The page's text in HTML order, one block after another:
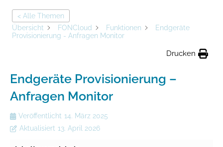
< Alle Themen
Übersicht
FONCloud Funktionen
Endgeräte
Provisionierung - Anfragen Monitor
Drucken
Endgeräte Provisionierung –
Anfragen Monitor
Veröffentlicht 14. März 2025
Aktualisiert 13. April 2026